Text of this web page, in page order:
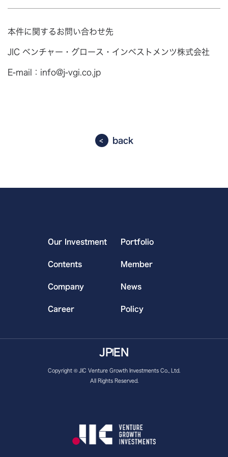
本件に関するお問い合わせ先
JIC ベンチャー・グロース・インベストメンツ株式会社
E-mail：info@j-vgi.co.jp
back
Our Investment Portfolio
Contents Member
Company News
Career Policy
JP EN
Copyright © JIC Venture Growth Investments Co., Ltd.
All Rights Reserved.